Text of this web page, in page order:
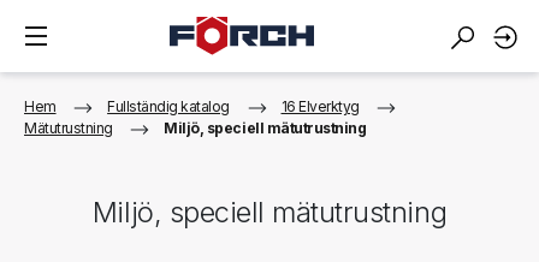
Hem Fullständig katalog
16 Elverktyg
Mätutrustning
Miljö, speciell mätutrustning
Miljö, speciell mätutrustning